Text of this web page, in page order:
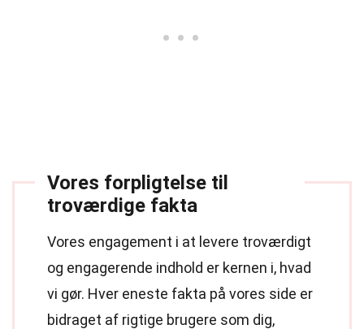
Vores forpligtelse til
troværdige fakta
Vores engagement i at levere troværdigt
og engagerende indhold er kernen i, hvad
vi gør. Hver eneste fakta på vores side er
bidraget af rigtige brugere som dig,